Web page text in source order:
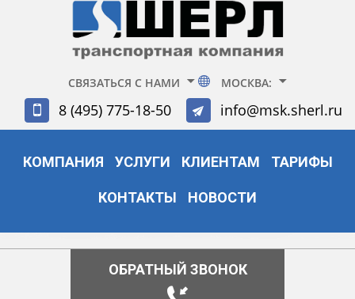
СВЯЗАТЬСЯ С НАМИ МОСКВА:
8 (495) 775-18-50 info@msk.sherl.ru
КОМПАНИЯ УСЛУГИ КЛИЕНТАМ ТАРИФЫ
КОНТАКТЫ НОВОСТИ
ОБРАТНЫЙ ЗВОНОК